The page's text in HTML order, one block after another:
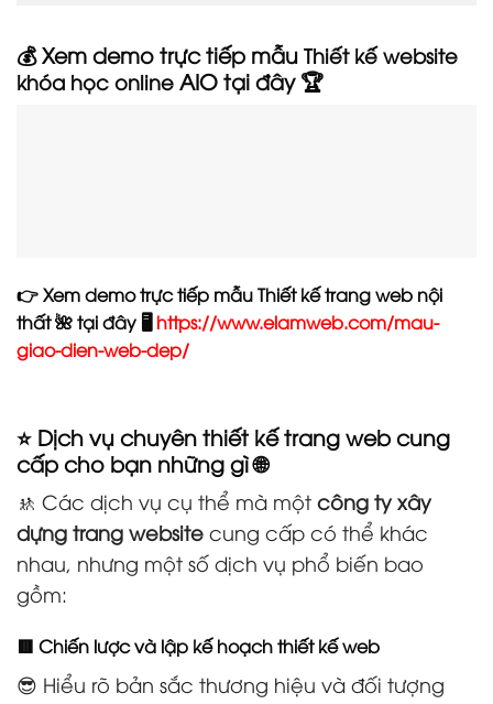
💰 Xem demo trực tiếp mẫu Thiết kế website
khóa học online AIO tại đây 🏆
👉 Xem demo trực tiếp mẫu Thiết kế trang web nội
thất 🌺 tại đây 🖥️ https://www.elamweb.com/mau-
giao-dien-web-dep/
⭐ Dịch vụ chuyên thiết kế trang web cung
cấp cho bạn những gì 🌐
🚸 Các dịch vụ cụ thể mà một công ty xây
dựng trang website cung cấp có thể khác
nhau, nhưng một số dịch vụ phổ biến bao
gồm:
🟥 Chiến lược và lập kế hoạch thiết kế web
😎 Hiểu rõ bản sắc thương hiệu và đối tượng